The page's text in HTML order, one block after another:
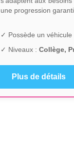
une progression
✓ Possède un véhicule
✓ Niveaux : Collège,
Plus de détails